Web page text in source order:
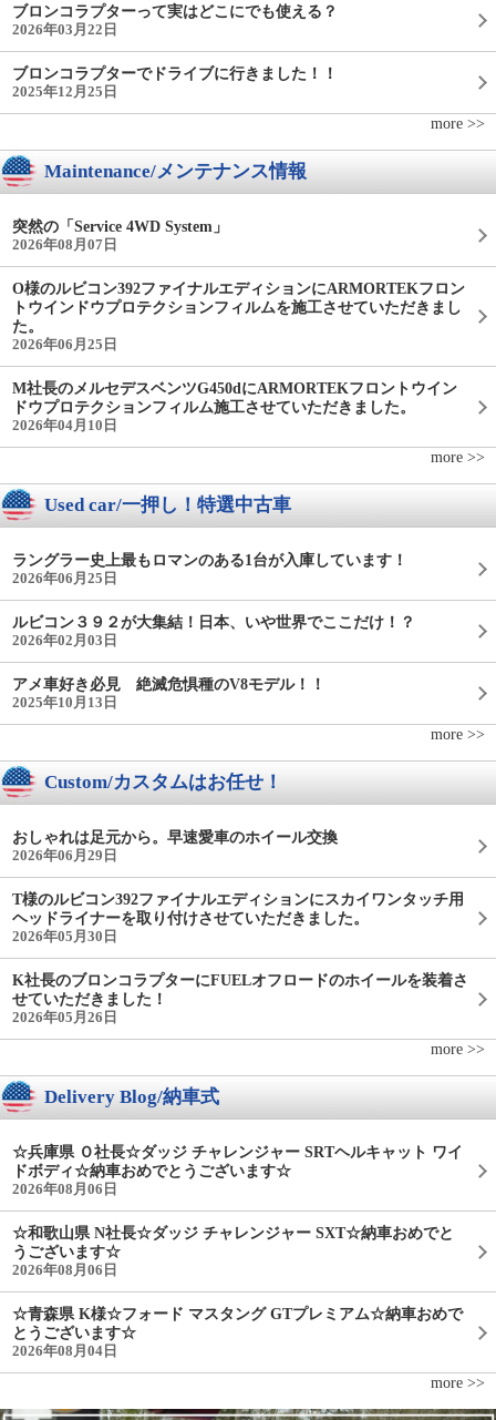
ブロンコラプターって実はどこにでも使える？
2026年03月22日
ブロンコラプターでドライブに行きました！！
2025年12月25日
more >>
Maintenance/メンテナンス情報
突然の「Service 4WD System」
2026年08月07日
O様のルビコン392ファイナルエディションにARMORTEKフロン
トウインドウプロテクションフィルムを施工させていただきまし
た。
2026年06月25日
M社長のメルセデスベンツG450dにARMORTEKフロントウイン
ドウプロテクションフィルム施工させていただきました。
2026年04月10日
more >>
Used car/一押し！特選中古車
ラングラー史上最もロマンのある1台が入庫しています！
2026年06月25日
ルビコン３９２が大集結！日本、いや世界でここだけ！？
2026年02月03日
アメ車好き必見 絶滅危惧種のV8モデル！！
2025年10月13日
more >>
Custom/カスタムはお任せ！
おしゃれは足元から。早速愛車のホイール交換
2026年06月29日
T様のルビコン392ファイナルエディションにスカイワンタッチ用
ヘッドライナーを取り付けさせていただきました。
2026年05月30日
K社長のブロンコラプターにFUELオフロードのホイールを装着さ
せていただきました！
2026年05月26日
more >>
Delivery Blog/納車式
☆兵庫県 Ｏ社長☆ダッジ チャレンジャー SRTヘルキャット ワイ
ドボディ☆納車おめでとうございます☆
2026年08月06日
☆和歌山県 N社長☆ダッジ チャレンジャー SXT☆納車おめでと
うございます☆
2026年08月06日
☆青森県 K様☆フォード マスタング GTプレミアム☆納車おめで
とうございます☆
2026年08月04日
more >>